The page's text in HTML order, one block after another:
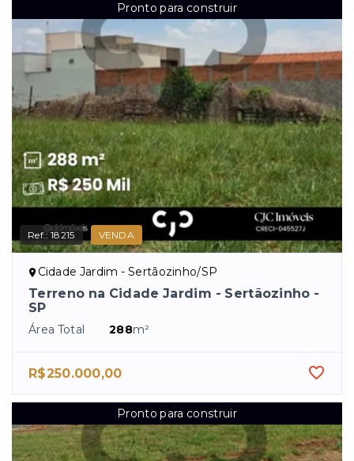
Pronto para construir
Ref.:18215 VENDA
Cidade Jardim - Sertãozinho/SP
Terreno na Cidade Jardim - Sertãozinho -
SP
Área Total 288m²
R$250.000,00
Pronto para construir